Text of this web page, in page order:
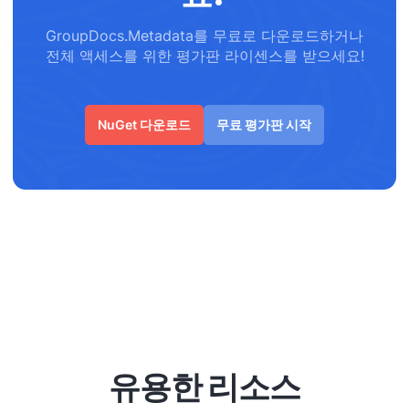
GroupDocs.Metadata를 무료로 다운로드하거나
전체 액세스를 위한 평가판 라이센스를 받으세요!
NuGet 다운로드 무료 평가판 시작
유용한 리소스